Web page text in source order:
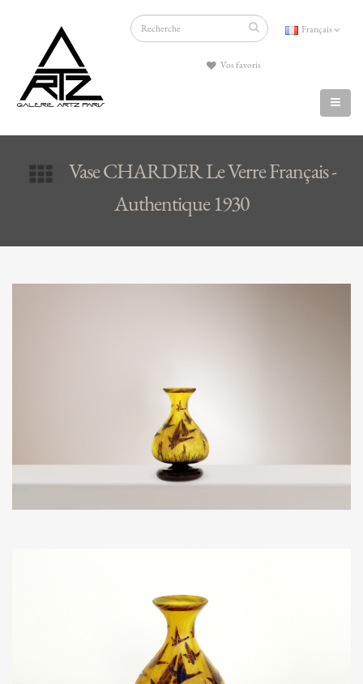
Français
Vos favoris
Vase CHARDER Le Verre Français -
Authentique 1930